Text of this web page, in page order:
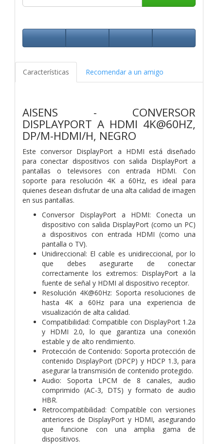
Características Recomendar a un amigo
AISENS - CONVERSOR
DISPLAYPORT A HDMI 4K@60HZ,
DP/M-HDMI/H, NEGRO
Este conversor DisplayPort a HDMI está diseñado
para conectar dispositivos con salida DisplayPort a
pantallas o televisores con entrada HDMI. Con
soporte para resolución 4K a 60Hz, es ideal para
quienes desean disfrutar de una alta calidad de imagen
en sus pantallas.
Conversor DisplayPort a HDMI: Conecta un
dispositivo con salida DisplayPort (como un PC)
a dispositivos con entrada HDMI (como una
pantalla o TV).
Unidireccional: El cable es unidireccional, por lo
que debes asegurarte de conectar
correctamente los extremos: DisplayPort a la
fuente de señal y HDMI al dispositivo receptor.
Resolución 4K@60Hz: Soporta resoluciones de
hasta 4K a 60Hz para una experiencia de
visualización de alta calidad.
Compatibilidad: Compatible con DisplayPort 1.2a
y HDMI 2.0, lo que garantiza una conexión
estable y de alto rendimiento.
Protección de Contenido: Soporta protección de
contenido DisplayPort (DPCP) y HDCP 1.3, para
asegurar la transmisión de contenido protegido.
Audio: Soporta LPCM de 8 canales, audio
comprimido (AC-3, DTS) y formato de audio
HBR.
Retrocompatibilidad: Compatible con versiones
anteriores de DisplayPort y HDMI, asegurando
que funcione con una amplia gama de
dispositivos.